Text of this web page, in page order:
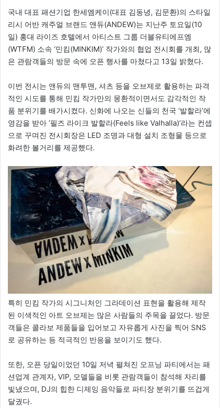
국내 대표 패션기업 한세엠케이(대표 김동녕, 김문환)의 스타일
리시 어반 캐주얼 브랜드 앤듀(ANDEW)는 지난주 토요일(10
일) 홍대 라이즈 호텔에서 아티스트 그룹 더블유티에프엠
(WTFM) 소속 ‘민킴(MINKIM)’ 작가와의 협업 전시회를 개최, 많
은 관람객들의 방문 속에 오픈 행사를 마쳤다고 13일 밝혔다.
이번 전시는 앤듀의 맨투맨, 셔츠 등을 오브제로 활용하는 파격
적인 시도를 통해 민킴 작가만의 몽환적이면서도 감각적인 작
품 분위기를 배가시켰다. 신화에 나오는 신들의 천국 ‘발할라’에
영감을 받아 ‘필즈 라이크 발할라(Feels like Valhalla)’라는 컨셉
으로 꾸며진 전시회장은 LED 조명과 대형 설치 조형물 등으로
화려한 볼거리를 제공했다.
특히 민킴 작가의 시그니처인 그라데이션 표현을 활용해 제작
된 이색적인 아트 오브제는 많은 사람들의 주목을 끌었다. 방문
객들은 콜라보 제품들을 입어보고 자유롭게 사진을 찍어 SNS
로 공유하는 등 적극적인 반응을 보이기도 했다.
또한, 오픈 당일이었던 10일 저녁 펼쳐진 오프닝 파티에서는 패
션업계 관계자, VIP, 모델들을 비롯 관람객들이 참석해 자리를
빛냈으며, DJ의 힙한 디제잉 음악들로 파티장 분위기를 뜨겁게
달궜다.